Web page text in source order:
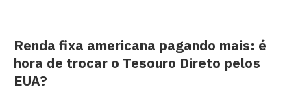
Renda fixa americana pagando mais: é
hora de trocar o Tesouro Direto pelos
EUA?